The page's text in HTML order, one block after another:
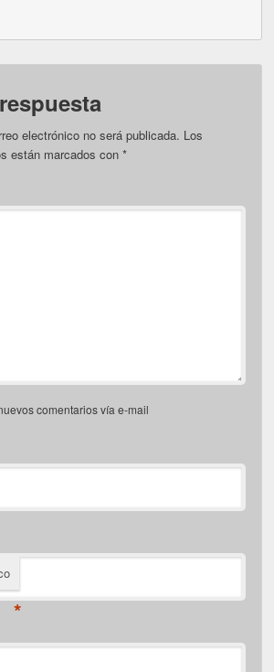
electrónico no será publicada. Los
están marcados con*
comentarios vía e-mail
*